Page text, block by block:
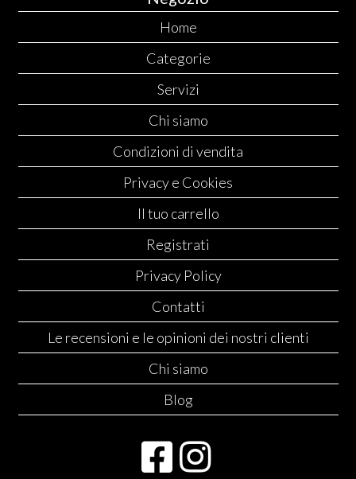
Home
Categorie
Servizi
Chi siamo
Condizioni di vendita
Privacy e Cookies
Il tuo carrello
Registrati
Privacy Policy
Contatti
Le recensioni e le opinioni dei nostri clienti
Chi siamo
Blog